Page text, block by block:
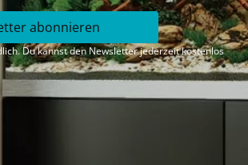
abonnieren
Du kannst den Newsletter jederzeit kostenlos